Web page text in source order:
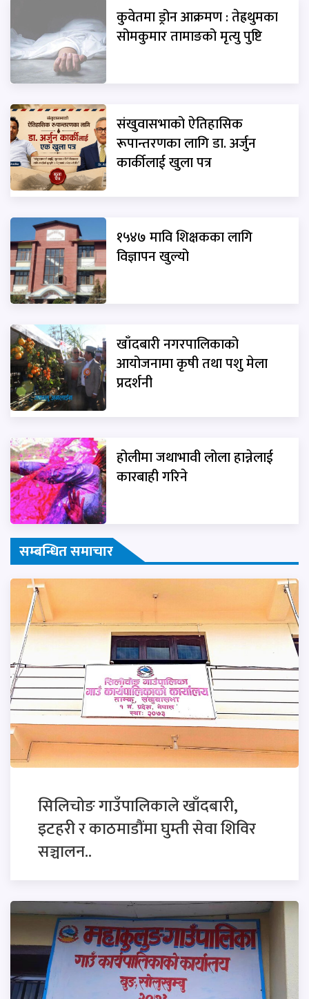
कुवेतमा ड्रोन आक्रमण : तेह्रथुमका
सोमकुमार तामाङको मृत्यु पुष्टि
संखुवासभाको ऐतिहासिक
रूपान्तरणका लागि डा. अर्जुन
कार्कीलाई खुला पत्र
१५४७ मावि शिक्षकका लागि
विज्ञापन खुल्यो
खाँदबारी नगरपालिकाको
आयोजनामा कृषी तथा पशु मेला
प्रदर्शनी
होलीमा जथाभावी लोला हान्नेलाई
कारबाही गरिने
सम्बन्धित समाचार
सिलिचोङ गाउँपालिकाले खाँदबारी,
इटहरी र काठमाडौंमा घुम्ती सेवा शिविर
सञ्चालन..